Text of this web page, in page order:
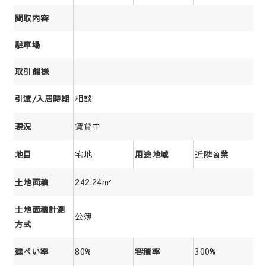
間取内容
駐車場
取引態様
引渡/入居時期 相談
現況 賃貸中
地目 宅地 用途地域 近隣商業
土地面積 242.24m²
土地面積計測
方式
公簿
建ぺい率 80% 容積率 300%